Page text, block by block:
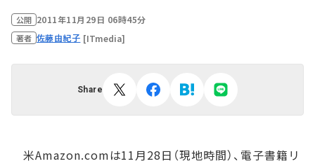
公開 2011年11月29日 06時45分
著者 佐藤由紀子 [ITmedia]
Share
米Amazon.comは11月28日（現地時間）、電子書籍リ